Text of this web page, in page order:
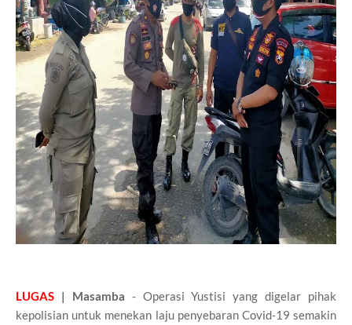
LUGAS | Masamba - Operasi Yustisi yang digelar pihak
kepolisian untuk menekan laju penyebaran Covid-19 semakin